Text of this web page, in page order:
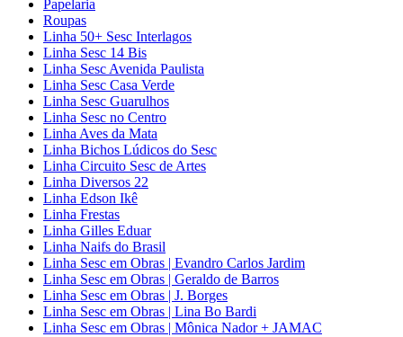
Papelaria
Roupas
Linha 50+ Sesc Interlagos
Linha Sesc 14 Bis
Linha Sesc Avenida Paulista
Linha Sesc Casa Verde
Linha Sesc Guarulhos
Linha Sesc no Centro
Linha Aves da Mata
Linha Bichos Lúdicos do Sesc
Linha Circuito Sesc de Artes
Linha Diversos 22
Linha Edson Ikê
Linha Frestas
Linha Gilles Eduar
Linha Naifs do Brasil
Linha Sesc em Obras | Evandro Carlos Jardim
Linha Sesc em Obras | Geraldo de Barros
Linha Sesc em Obras | J. Borges
Linha Sesc em Obras | Lina Bo Bardi
Linha Sesc em Obras | Mônica Nador + JAMAC